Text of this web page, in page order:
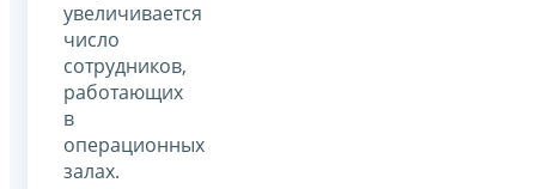
увеличивается
число
сотрудников,
работающих
в
операционных
залах.